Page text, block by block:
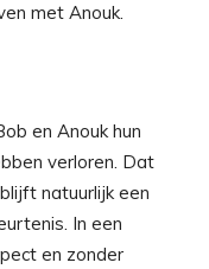
met Anouk.
en Anouk hun
verloren. Dat
natuurlijk een
In een
en zonder